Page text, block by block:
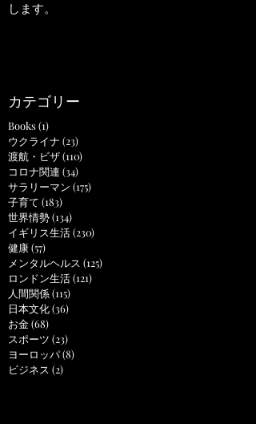
します。
カテゴリー
Books(1)
ウクライナ (23)
渡航・ビザ(110)
コロナ関連 (34)
サラリーマン (175)
子育て (183)
世界情勢(134)
イギリス生活(230)
健康(57)
メンタルヘルス (125)
ロンドン生活(121)
人間関係(115)
日本文化(36)
お金(68)
スポーツ (23)
ヨーロッパ(8)
ビジネス (2)